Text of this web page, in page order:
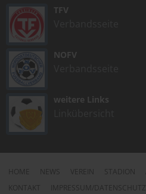
TFV
NOFV
weitere Links
HOME NEWS VEREIN STADION
KONTAKT
IMPRESSUM/DATENSCHUTZ